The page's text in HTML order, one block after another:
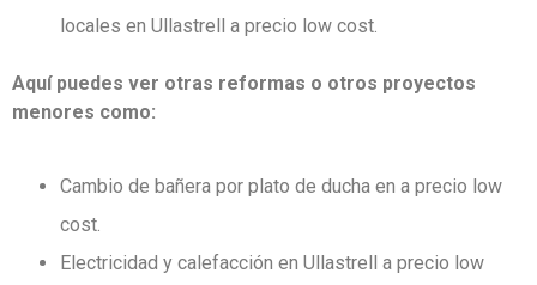
locales en Ullastrell a precio low cost.
Aquí puedes ver otras reformas o otros proyectos
menores como:
Cambio de bañera por plato de ducha en a precio low
cost.
Electricidad y calefacción en Ullastrell a precio low